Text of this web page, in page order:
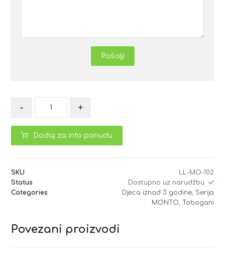
Pošalji
- +
Dodaj za info ponudu
SKU
LL-MO-102
Status
Dostupno uz narudžbu
Categories
Djeca iznad 3 godine, Serija
MONTO Tobogani
Povezani proizvodi